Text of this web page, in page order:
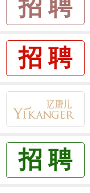
招 聘
招 聘
招 聘